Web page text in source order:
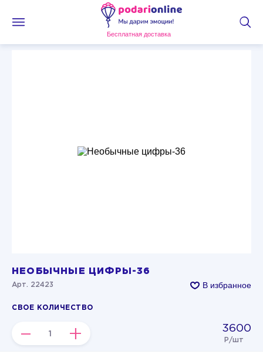
Бесплатная доставка
НЕОБЫЧНЫЕ ЦИФРЫ-36
Арт. 22423 В избранное
СВОЕ КОЛИЧЕСТВО
– + 3600
Р/шт